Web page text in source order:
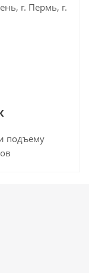
г. Пермь, г.
подъему